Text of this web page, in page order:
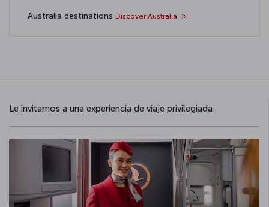
Australia destinations Discover Australia
Le invitamos a una experiencia de viaje privilegiada